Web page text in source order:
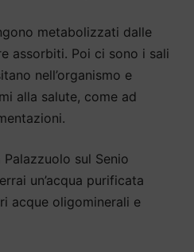
metabolizzati dalle
assorbiti. Poi ci sono i sali
nell’organismo e
alla salute, come ad
sul Senio
un’acqua purificata
acque oligominerali e